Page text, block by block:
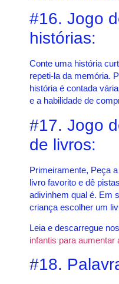
#16. Jogo
histórias:
Conte uma história
repeti-la da memória.
história é contada
e a habilidade de
#17. Jogo
de livros:
Primeiramente, Peça
livro favorito e dê
adivinhem qual é. Em
criança escolher um
Leia e descarregue
infantis para aumentar
#18.